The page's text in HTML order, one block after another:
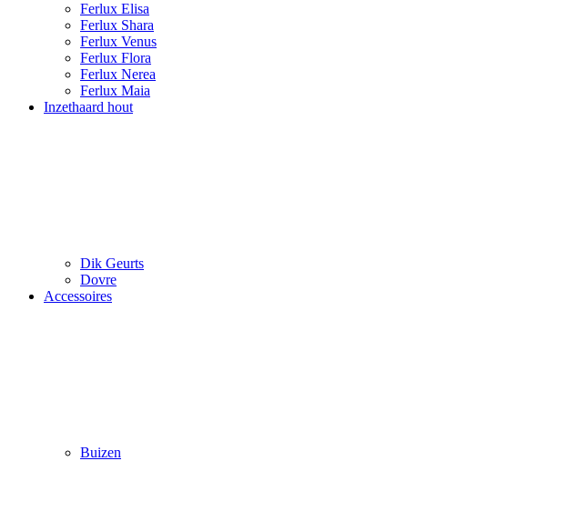
Ferlux Elisa
Ferlux Shara
Ferlux Venus
Ferlux Flora
Ferlux Nerea
Ferlux Maia
Inzethaard hout
Dik Geurts
Dovre
Accessoires
Buizen